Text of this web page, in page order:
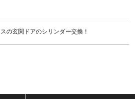
の玄関ドアのシリンダー交換！